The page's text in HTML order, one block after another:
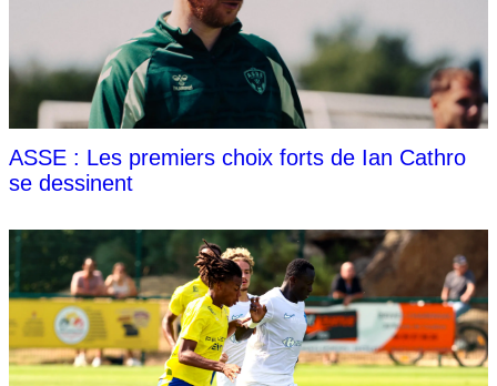
ASSE : Les premiers choix forts de Ian Cathro
se dessinent